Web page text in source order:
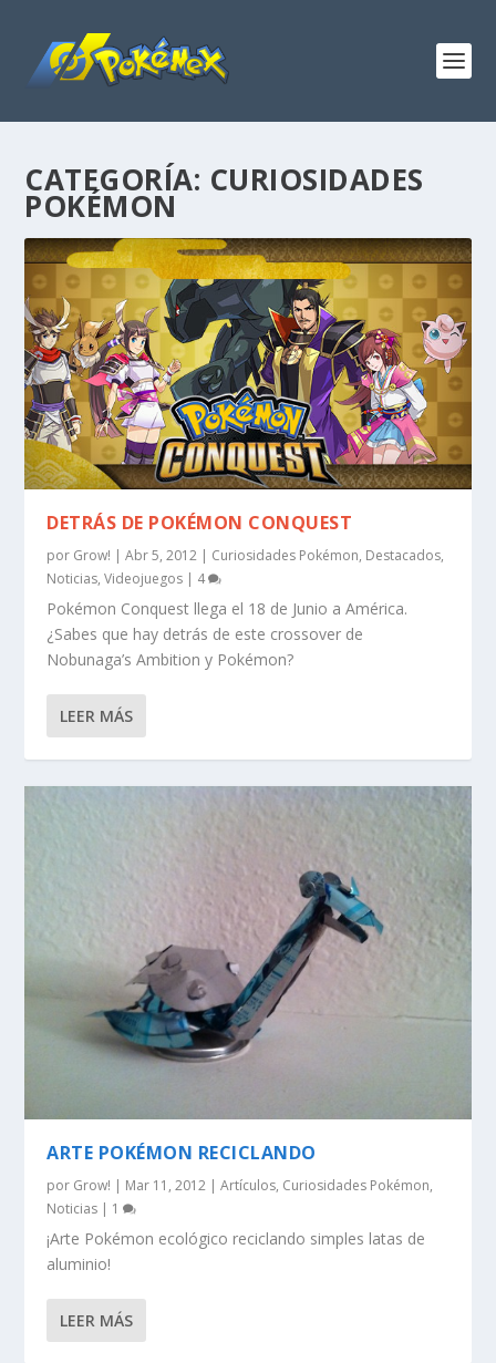
CATEGORÍA: CURIOSIDADES
POKÉMON
DETRÁS DE POKÉMON CONQUEST
por Grow! |Abr 5, 2012 | Curiosidades Pokémon, Destacados,
Noticias,Videojuegos | 4
Pokémon Conquest llega el 18 de Junio a América.
¿Sabes que hay detrás de este crossover de
Nobunaga’s Ambition y Pokémon?
LEER MÁS
ARTE POKÉMON RECICLANDO
por Grow! | Mar 11, 2012 |Artículos, Curiosidades Pokémon,
Noticias | 1
¡Arte Pokémon ecológico reciclando simples latas de
aluminio!
LEER MÁS